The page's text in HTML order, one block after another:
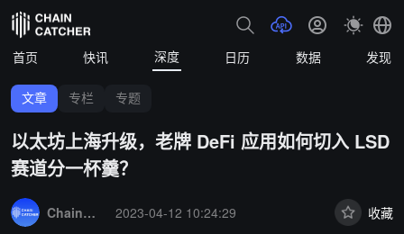
首页 快讯 深度 日历 数据 发现
文章 专栏 专题
以太坊上海升级，老牌 DeFi 应用如何切入 LSD
赛道分一杯羹？
ChainCatcher 精选
2023-04-12 10:24:29 收藏